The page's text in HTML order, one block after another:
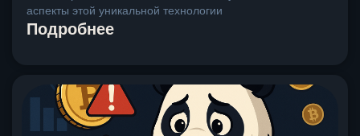
аспекты этой уникальной технологии
Подробнее